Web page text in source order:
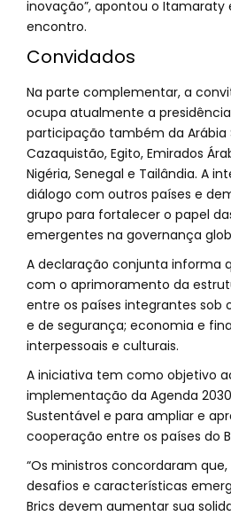
inovação”, apontou o Itamaraty
encontro.
Convidados
Na parte complementar, a
ocupa atualmente a
participação também da Arábia
Cazaquistão, Egito, Emirados
Nigéria, Senegal e Tailândia. A
diálogo com outros países e
grupo para fortalecer o papel
emergentes na governança
A declaração conjunta informa
com o aprimoramento da
entre os países integrantes sob
e de segurança; economia e
interpessoais e culturais.
A iniciativa tem como objetivo
implementação da Agenda
Sustentável e para ampliar e
cooperação entre os países do
“Os ministros concordaram
desafios e características
Brics devem aumentar sua